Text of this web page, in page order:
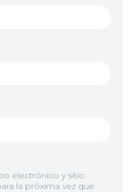
electrónico y sitio
la próxima vez que